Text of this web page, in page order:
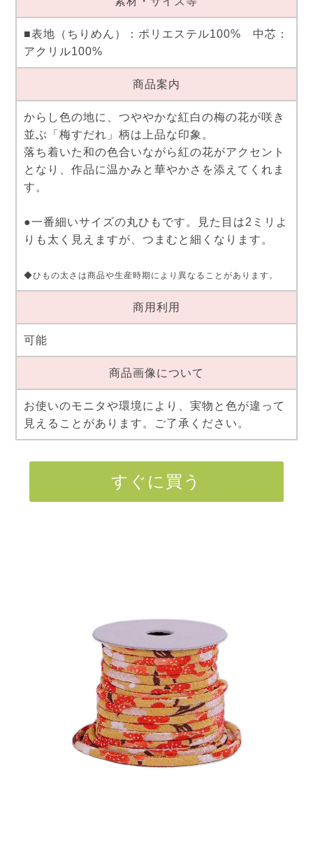
■表地（ちりめん）：ポリエステル100% 中芯：
アクリル100%
商品案内
からし色の地に、つややかな紅白の梅の花が咲き
並ぶ「梅すだれ」柄は上品な印象。
落ち着いた和の色合いながら紅の花がアクセント
となり、作品に温かみと華やかさを添えてくれま
す。
●一番細いサイズの丸ひもです。見た目は2ミリよ
りも太く見えますが、つまむと細くなります。
◆ひもの太さは商品や生産時期により異なることがあります。
商用利用
可能
商品画像について
お使いのモニタや環境により、実物と色が違って
見えることがあります。ご了承ください。
すぐに買う